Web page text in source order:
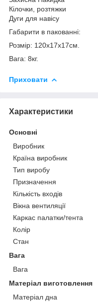
Кілочки, розтяжки
Дуги для навісу
Габарити в пакованні:
Розмір: 120х17х17см.
Вага: 8кг.
Приховати
Характеристики
Основні
Виробник
Країна виробник
Тип виробу
Призначення
Кількість входів
Вікна вентиляції
Каркас палатки/тента
Колір
Стан
Вага
Вага
Матеріал виготовлення
Матеріал дна